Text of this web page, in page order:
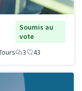
Soumis au
vote
3 43